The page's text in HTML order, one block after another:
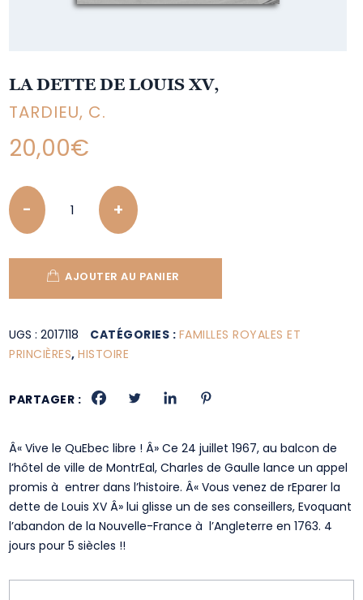
LA DETTE DE LOUIS XV,
TARDIEU, C.
20,00€
Quantity
AJOUTER AU PANIER
UGS :2017118 CATÉGORIES : FAMILLES ROYALES ET
PRINCIÈRES,HISTOIRE
PARTAGER :
Â« Vive le QuEbec libre ! Â» Ce 24 juillet 1967, au balcon de
l’hôtel de ville de MontrEal, Charles de Gaulle lance un appel
promis à entrer dans l’histoire. Â« Vous venez de rEparer la
dette de Louis XV Â» lui glisse un de ses conseillers, Evoquant
l’abandon de la Nouvelle-France à l’Angleterre en 1763. 4
jours pour 5 siècles !!